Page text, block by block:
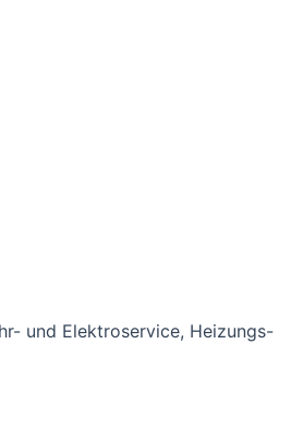
und Elektroservice, Heizungs-